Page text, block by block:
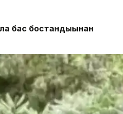
бас бостандығынан